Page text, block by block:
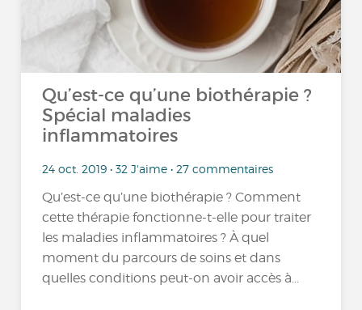
Qu’est-ce qu’une biothérapie ?
Spécial maladies
inflammatoires
24 oct. 2019 • 32 J'aime • 27 commentaires
Qu’est-ce qu’une biothérapie ? Comment
cette thérapie fonctionne-t-elle pour traiter
les maladies inflammatoires ? À quel
moment du parcours de soins et dans
quelles conditions peut-on avoir accès à...